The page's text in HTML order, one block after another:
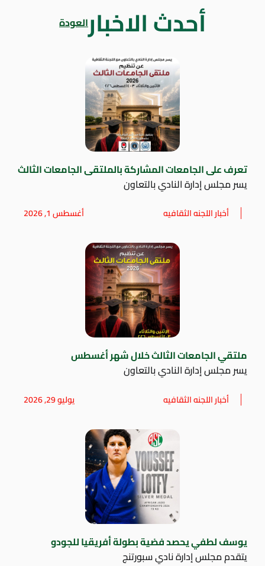
أحدث الاخبارالعودة
تعرف على الجامعات المشاركة بالملتقى الجامعات الثالث
يسر مجلس إدارة النادي بالتعاون
أخبار اللجنه الثقافيه أغسطس 1, 2026
ملتقي الجامعات الثالث خلال شهر أغسطس
يسر مجلس إدارة النادي بالتعاون
أخبار اللجنه الثقافيه يوليو 29, 2026
يوسف لطفي يحصد فضية بطولة أفريقيا للجودو
يتقدم مجلس إدارة نادي سبورتنج